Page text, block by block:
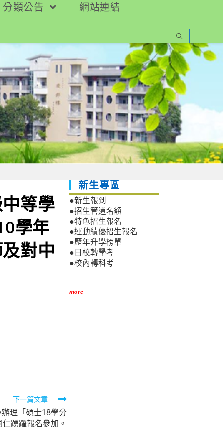
分類公告
網站連結
等學
學年
對中
下一篇文章
理「碩士18學分
踴躍報名參加。
新生專區
●新生報到
●招生管道名額
●特色招生報名
●運動績優招生報名
●歷年升學榜單
●日校轉學考
●校內轉科考
more